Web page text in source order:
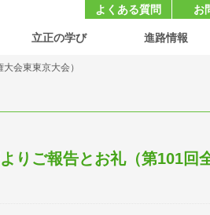
高等学校
立正の学び 進路情報
よくある質問 お
会東東京大会）
りご報告とお礼（第101回